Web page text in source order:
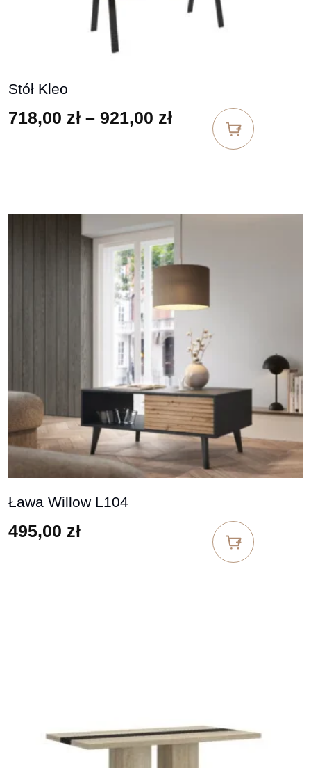
Stół Kleo
718,00 zł – 921,00 złZakres cen: od
Ława Willow L104
495,00 zł